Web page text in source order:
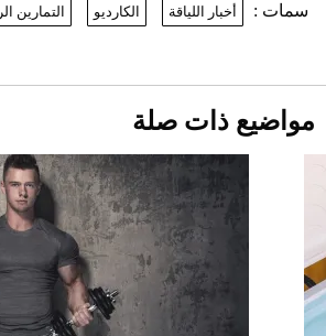
دوران الأرض؟
2026-07-25
Comeback" في جدة (فيديو)
2026-07-25
سمات : أخبار اللياقة الكارديو التمارين
مواضيع ذات صلة